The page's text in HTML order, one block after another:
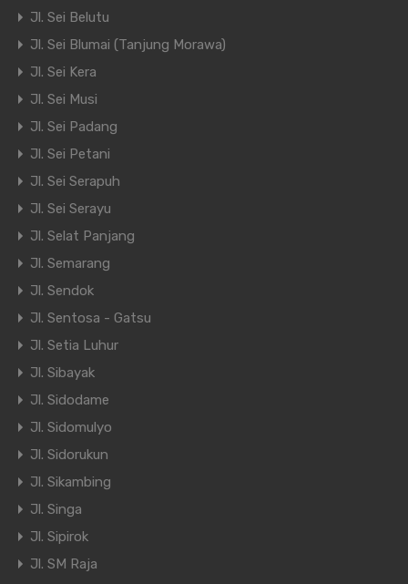
Jl. Sei Belutu
Jl. Sei Blumai (Tanjung Morawa)
Jl. Sei Kera
Jl. Sei Musi
Jl. Sei Padang
Jl. Sei Petani
Jl. Sei Serapuh
Jl. Sei Serayu
Jl. Selat Panjang
Jl. Semarang
Jl. Sendok
Jl. Sentosa - Gatsu
Jl. Setia Luhur
Jl. Sibayak
Jl. Sidodame
Jl. Sidomulyo
Jl. Sidorukun
Jl. Sikambing
Jl. Singa
Jl. Sipirok
Jl. SM Raja